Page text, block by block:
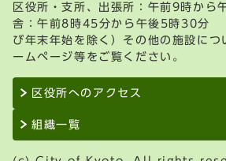
区役所・支所、出張所：午前9時か
舎：午前8時45分から午後5時30分
び年末年始を除く）その他の施設につ
ームページ等をご覧ください。
区役所へのアクセス
組織一覧